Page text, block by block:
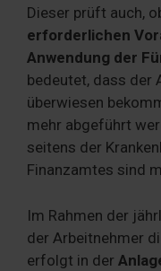
Dieser prüft auch,
erforderlichen
Anwendung der
bedeutet, dass der
überwiesen
mehr abgeführt
seitens der
Finanzamtes sind
Im Rahmen der
der Arbeitnehmer
erfolgt in der